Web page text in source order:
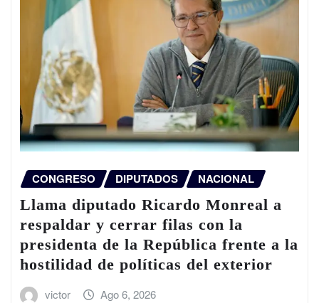
CONGRESO DIPUTADOS NACIONAL
Llama diputado Ricardo Monreal a
respaldar y cerrar filas con la
presidenta de la República frente a la
hostilidad de políticas del exterior
victor Ago 6, 2026